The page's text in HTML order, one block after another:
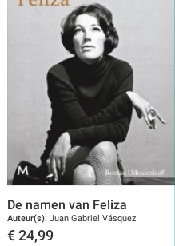
De namen van Feliza
Auteur(s): Juan Gabriel Vásquez
€ 24,99